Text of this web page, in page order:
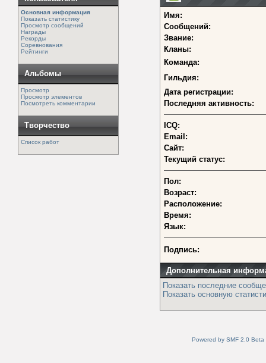
Основная информация
Показать статистику
Просмотр сообщений
Награды
Рекорды
Соревнования
Рейтинги
Альбомы
Просмотр
Просмотр элементов
Посмотреть комментарии
Творчество
Список работ
Имя:
Сообщений:
Звание:
Кланы:
Команда:
Гильдия:
Дата регистрации:
Последняя активность:
ICQ:
Email:
Сайт:
Текущий статус:
Пол:
Возраст:
Расположение:
Время:
Язык:
Подпись:
Дополнительная
Показать последние
Показать основную
Powered by SMF 2.0 Beta